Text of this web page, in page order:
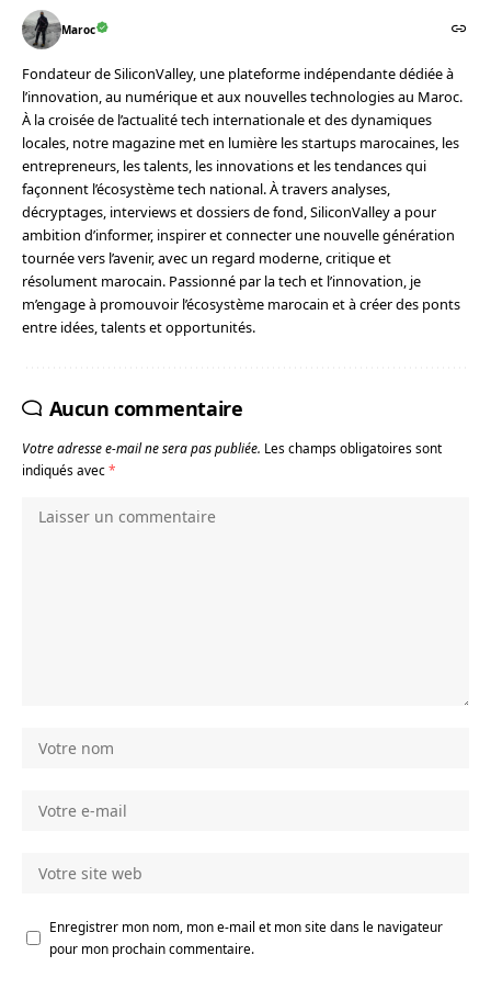
Maroc
Fondateur de SiliconValley, une plateforme indépendante dédiée à
l’innovation, au numérique et aux nouvelles technologies au Maroc.
À la croisée de l’actualité tech internationale et des dynamiques
locales, notre magazine met en lumière les startups marocaines, les
entrepreneurs, les talents, les innovations et les tendances qui
façonnent l’écosystème tech national. À travers analyses,
décryptages, interviews et dossiers de fond, SiliconValley a pour
ambition d’informer, inspirer et connecter une nouvelle génération
tournée vers l’avenir, avec un regard moderne, critique et
résolument marocain. Passionné par la tech et l’innovation, je
m’engage à promouvoir l’écosystème marocain et à créer des ponts
entre idées, talents et opportunités.
Aucun commentaire
Votre adresse e-mail ne sera pas publiée. Les champs obligatoires sont
indiqués avec*
Enregistrer mon nom, mon e-mail et mon site dans le navigateur
pour mon prochain commentaire.